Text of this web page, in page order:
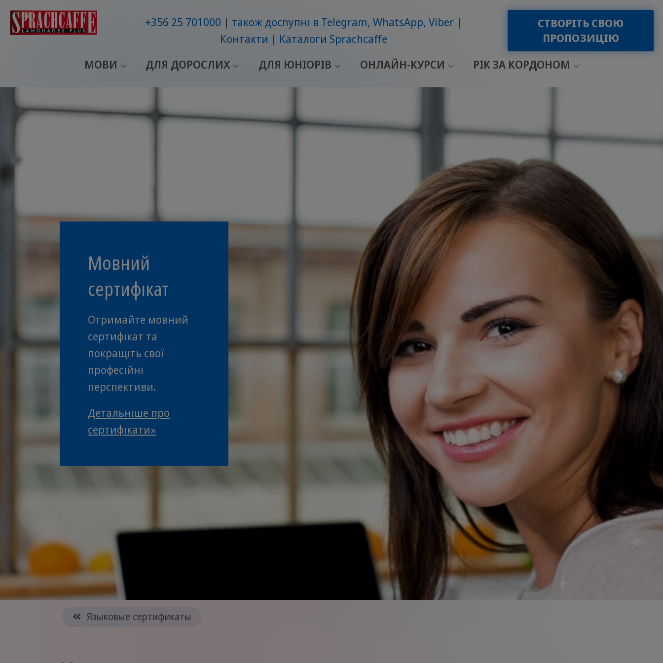
+356 25 701000
також досnупні в Telegram, WhatsApp, Viber
Контакти
Каталоги Sprachcaffe
СТВОРІТЬ СВОЮ
ПРОПОЗИЦІЮ
МОВИ
ДЛЯ ДОРОСЛИХ ДЛЯ ЮНІОРІВ ОНЛАЙН-КУРСИ РІК ЗА КОРДОНОМ
Мовний
сертифікат
Отримайте мовний
сертифікат та
покращіть свої
професійні
перспективи.
Детальніше про
сертифікати»
Языковые сертификаты